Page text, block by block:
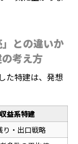
」との違いか
考え方
た特建は、発想
収益系特建
り・出口戦略